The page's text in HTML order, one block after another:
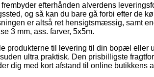
efterhånden alverdens
og så kan du bare gå forbi efter de
er altså ret hensigtsmæssig, samt
3 mm, ass. farver, 5x5m.
produkterne til levering til din bopæl eller
ultra praktisk. Den prisbilligste
dig med kort afstand til online butikkens